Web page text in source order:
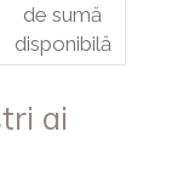
de sumă
disponibilă
ai